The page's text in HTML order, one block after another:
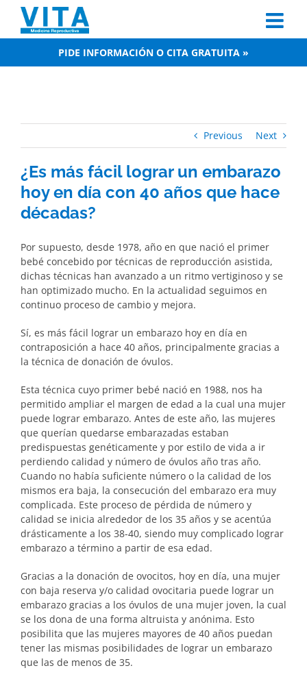
content
PIDE INFORMACIÓN O CITA GRATUITA »
Previous Next
¿Es más fácil lograr un embarazo
hoy en día con 40 años que hace
décadas?
Por supuesto, desde 1978, año en que nació el primer
bebé concebido por técnicas de reproducción asistida,
dichas técnicas han avanzado a un ritmo vertiginoso y se
han optimizado mucho. En la actualidad seguimos en
continuo proceso de cambio y mejora.
Sí, es más fácil lograr un embarazo hoy en día en
contraposición a hace 40 años, principalmente gracias a
la técnica de donación de óvulos.
Esta técnica cuyo primer bebé nació en 1988, nos ha
permitido ampliar el margen de edad a la cual una mujer
puede lograr embarazo. Antes de este año, las mujeres
que querían quedarse embarazadas estaban
predispuestas genéticamente y por estilo de vida a ir
perdiendo calidad y número de óvulos año tras año.
Cuando no había suficiente número o la calidad de los
mismos era baja, la consecución del embarazo era muy
complicada. Este proceso de pérdida de número y
calidad se inicia alrededor de los 35 años y se acentúa
drásticamente a los 38-40, siendo muy complicado lograr
embarazo a término a partir de esa edad.
Gracias a la donación de ovocitos, hoy en día, una mujer
con baja reserva y/o calidad ovocitaria puede lograr un
embarazo gracias a los óvulos de una mujer joven, la cual
se los dona de una forma altruista y anónima. Esto
posibilita que las mujeres mayores de 40 años puedan
tener las mismas posibilidades de lograr un embarazo
que las de menos de 35.